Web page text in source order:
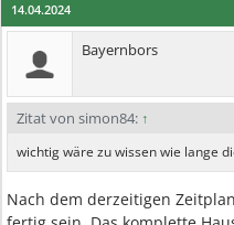
14.04.2024
Bayernbors
Zitat von simon84: ↑
wichtig wäre zu wissen wie lange
Nach dem derzeitigen